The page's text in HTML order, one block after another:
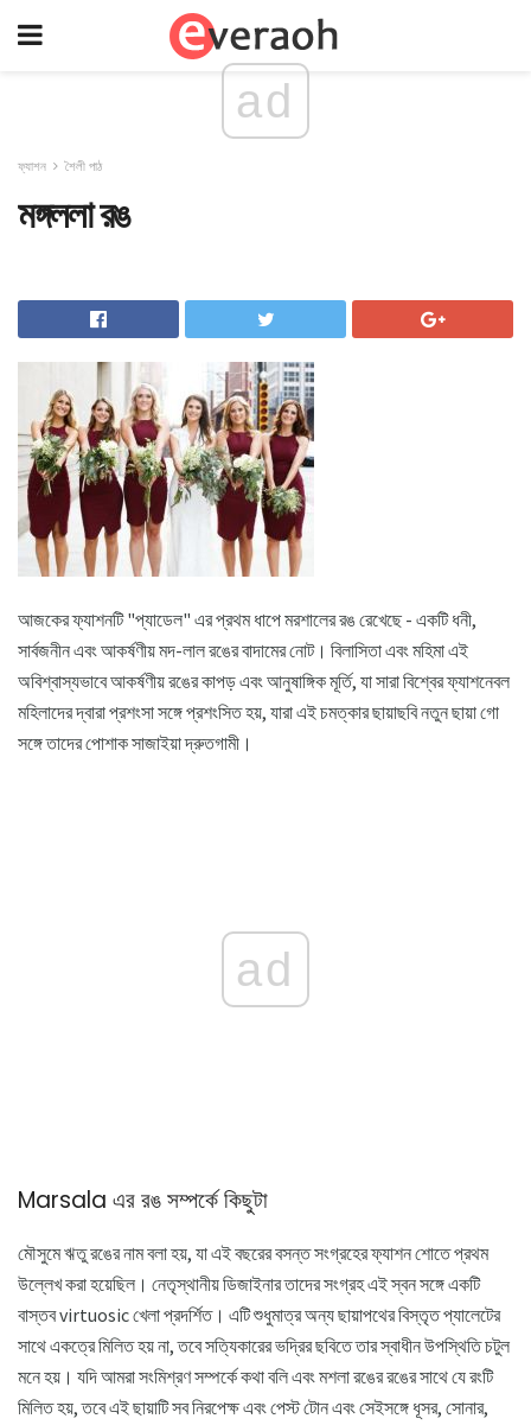
ad
ফ্যাশন শৈলী পাঠ
মঙ্গললা রঙ
আজকের ফ্যাশনটি "প্যাডেল" এর প্রথম ধাপে মরশালের রঙ রেখেছে - একটি ধনী,
সার্বজনীন এবং আকর্ষণীয় মদ-লাল রঙের বাদামের নোট। বিলাসিতা এবং মহিমা এই
অবিশ্বাস্যভাবে আকর্ষণীয় রঙের কাপড় এবং আনুষাঙ্গিক মূর্তি, যা সারা বিশ্বের ফ্যাশনেবল
মহিলাদের দ্বারা প্রশংসা সঙ্গে প্রশংসিত হয়, যারা এই চমত্কার ছায়াছবি নতুন ছায়া গো
সঙ্গে তাদের পোশাক সাজাইয়া দ্রুতগামী।
ad
Marsala এর রঙ সম্পর্কে কিছুটা
মৌসুমে ঋতু রঙের নাম বলা হয়, যা এই বছরের বসন্ত সংগ্রহের ফ্যাশন শোতে প্রথম
উল্লেখ করা হয়েছিল। নেতৃস্থানীয় ডিজাইনার তাদের সংগ্রহ এই স্বন সঙ্গে একটি
বাস্তব virtuosic খেলা প্রদর্শিত। এটি শুধুমাত্র অন্য ছায়াপথের বিস্তৃত প্যালেটের
সাথে একত্রে মিলিত হয় না, তবে সত্যিকারের ভদ্রির ছবিতে তার স্বাধীন উপস্থিতি চটুল
মনে হয়। যদি আমরা সংমিশ্রণ সম্পর্কে কথা বলি এবং মশলা রঙের রঙের সাথে যে রংটি
মিলিত হয়, তবে এই ছায়াটি সব নিরপেক্ষ এবং পেস্ট টোন এবং সেইসঙ্গে ধূসর, সোনার,